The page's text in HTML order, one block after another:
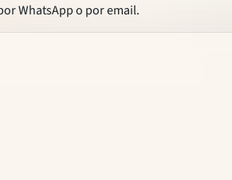
WhatsApp o por email.